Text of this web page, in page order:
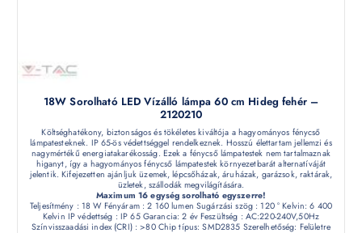
18W Sorolható LED Vízálló lámpa 60 cm Hideg fehér –
2120210
Költséghatékony, biztonságos és tökéletes kiváltója a hagyományos fénycső
lámpatesteknek. IP 65-ös védettséggel rendelkeznek. Hosszú élettartam jellemzi és
nagymértékű energiatakarékosság. Ezek a fénycső lámpatestek nem tartalmaznak
higanyt, így a hagyományos fénycső lámpatestek környezetbarát alternatíváját
jelentik. Kifejezetten ajánljuk üzemek, lépcsőházak, áruházak, garázsok, raktárak,
üzletek, szállodák megvilágítására.
Maximum 16 egység sorolható egyszerre!
Teljesítmény : 18 W Fényáram : 2 160 lumen Sugárzási szög : 120 ° Kelvin: 6 400
Kelvin IP védettség : IP 65 Garancia: 2 év Feszültség : AC:220-240V,50Hz
Színvisszaadási index (CRI) : >80 Chip típus: SMD2835 Szerelhetőség: Felületre